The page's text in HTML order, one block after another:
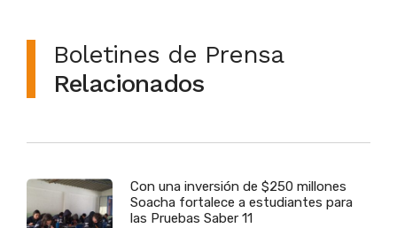
Boletines de Prensa
Relacionados
Con una inversión de $250 millones
Soacha fortalece a estudiantes para
las Pruebas Saber 11